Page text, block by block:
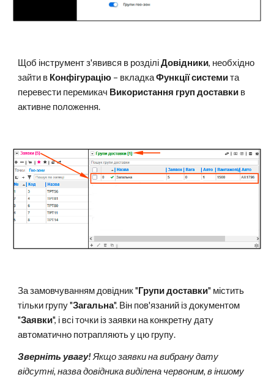
Щоб інструмент з'явився в розділіДовідники, необхідно
зайти в Конфігурацію – вкладкаФункції системита
перевести перемикач Використання груп доставки в
активне положення.
За замовчуванням довідник "Групи доставки" містить
тільки групу "Загальна". Він пов'язаний із документом
"Заявки", і всі точки із заявки на конкретну дату
автоматично потрапляють у цю групу.
Зверніть увагу! Якщо заявки на вибрану дату
відсутні, назва довідника виділена червоним, в іншому